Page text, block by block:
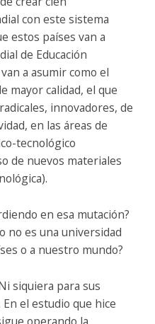
con este sistema
estos países van a
de Educación
a asumir como el
mayor calidad, el que
innovadores, de
en las áreas de
tecnológico
de nuevos materiales
en esa mutación?
no es una universidad
o a nuestro mundo?
siquiera para sus
el estudio que hice